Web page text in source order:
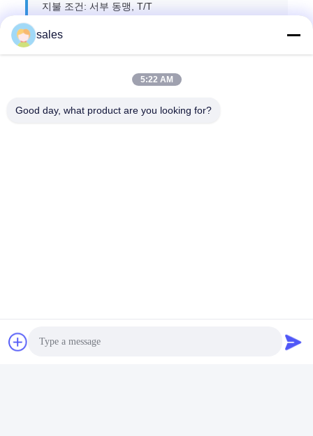
지불 조건: 서부 동맹, T/T
태그:
중국 선전시 롱화구 관란 하이테크 산업단지 롱차오 뉴 타임스
sales
5:22 AM
Good day, what product are you looking for?